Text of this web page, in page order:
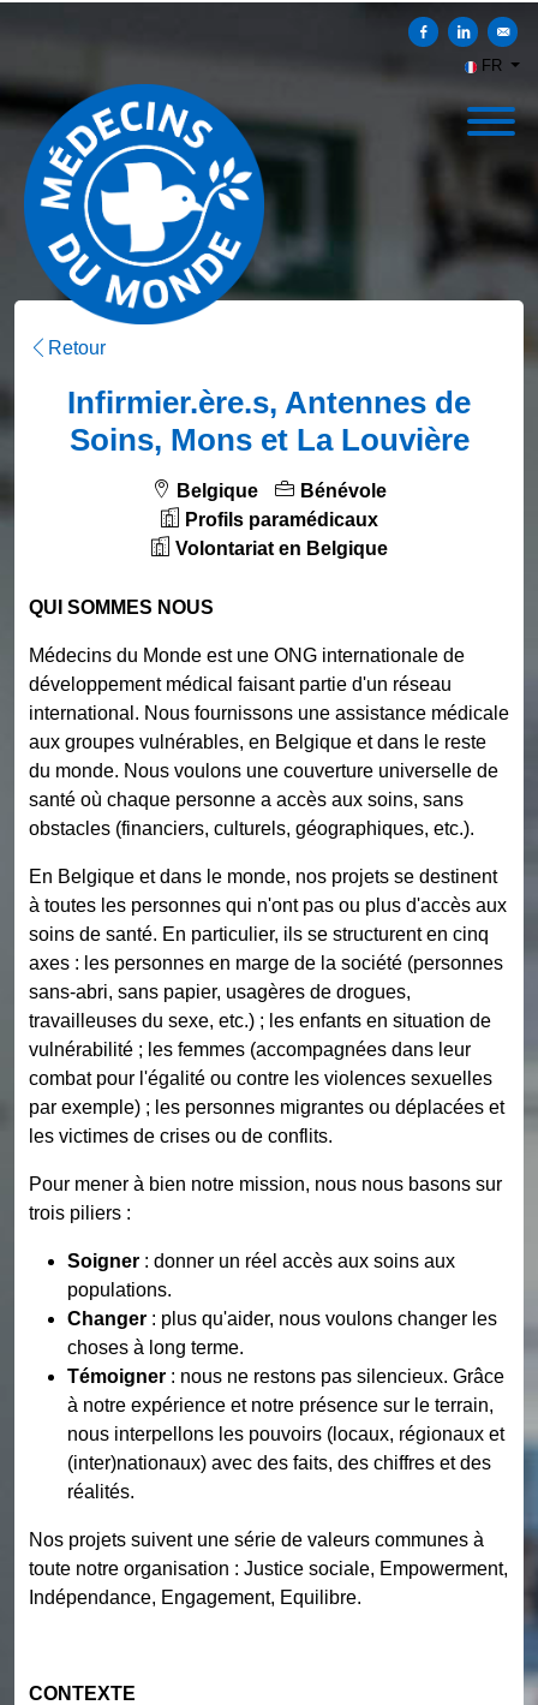
Partager surPartager
FR
Retour
Infirmier.ère.s, Antennes de
Soins, Mons et La Louvière
Belgique
Bénévole
Profils paramédicaux
Volontariat en Belgique
QUI SOMMES NOUS
Médecins du Monde est une ONG internationale de
développement médical faisant partie d'un réseau
international. Nous fournissons une assistance médicale
aux groupes vulnérables, en Belgique et dans le reste
du monde. Nous voulons une couverture universelle de
santé où chaque personne a accès aux soins, sans
obstacles (financiers, culturels, géographiques, etc.).
En Belgique et dans le monde, nos projets se destinent
à toutes les personnes qui n'ont pas ou plus d'accès aux
soins de santé. En particulier, ils se structurent en cinq
axes : les personnes en marge de la société (personnes
sans-abri, sans papier, usagères de drogues,
travailleuses du sexe, etc.) ; les enfants en situation de
vulnérabilité ; les femmes (accompagnées dans leur
combat pour l'égalité ou contre les violences sexuelles
par exemple) ; les personnes migrantes ou déplacées et
les victimes de crises ou de conflits.
Pour mener à bien notre mission, nous nous basons sur
trois piliers :
Soigner : donner un réel accès aux soins aux
populations.
Changer : plus qu'aider, nous voulons changer les
choses à long terme.
Témoigner : nous ne restons pas silencieux. Grâce
à notre expérience et notre présence sur le terrain,
nous interpellons les pouvoirs (locaux, régionaux et
(inter)nationaux) avec des faits, des chiffres et des
réalités.
Nos projets suivent une série de valeurs communes à
toute notre organisation : Justice sociale, Empowerment,
Indépendance, Engagement, Equilibre.
CONTEXTE